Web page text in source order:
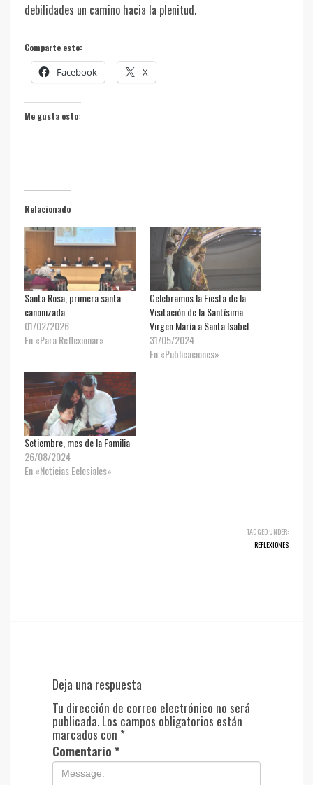
debilidades un camino hacia la plenitud.
Comparte esto:
Facebook X
Me gusta esto:
Relacionado
Santa Rosa, primera santa
canonizada
01/02/2026
En «Para Reflexionar»
Celebramos la Fiesta de la
Visitación de la Santísima
Virgen María a Santa Isabel
31/05/2024
En «Publicaciones»
Setiembre, mes de la Familia
26/08/2024
En «Noticias Eclesiales»
TAGGED UNDER:
REFLEXIONES
Deja una respuesta
Tu dirección de correo electrónico no será
publicada. Los campos obligatorios están
marcados con *
Comentario *